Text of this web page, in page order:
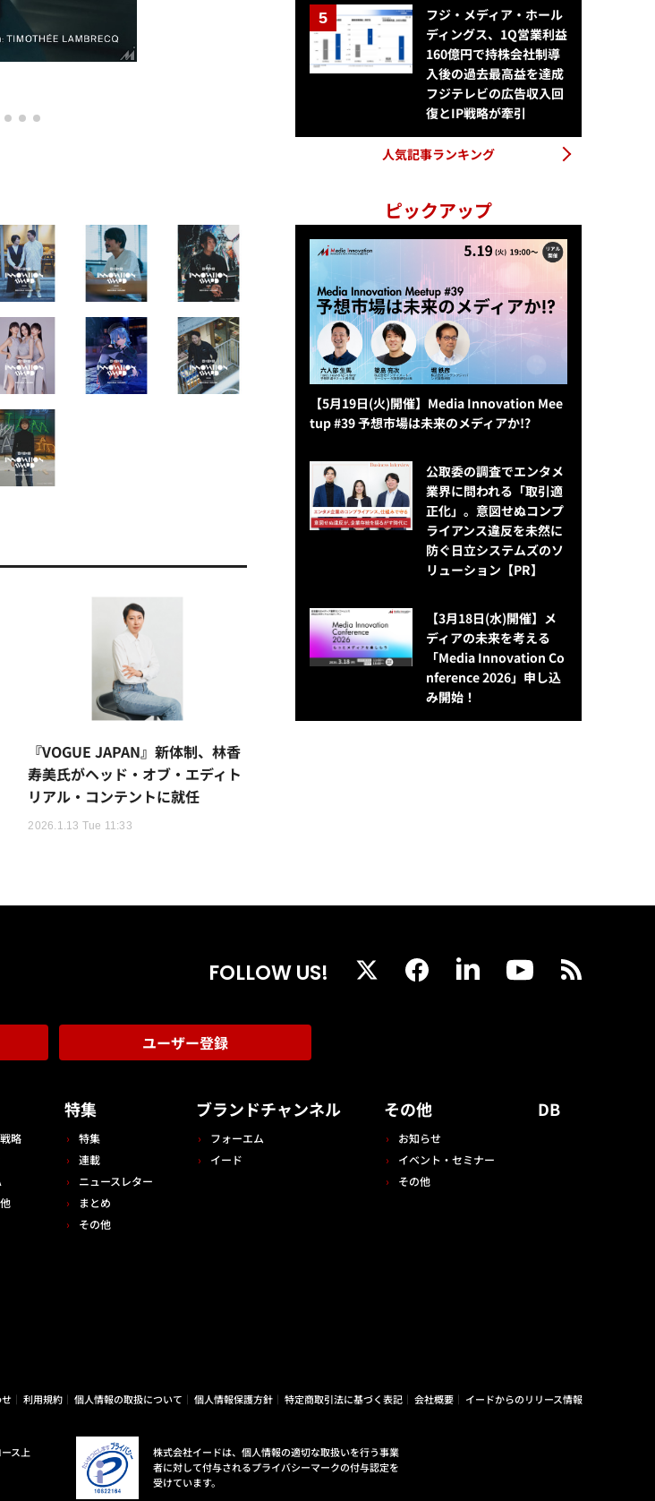
「WIRED Innovation Award 2025」授賞式開催、落合陽一や星街すい
『VOGUE JAPAN』新体制、林香
寿美氏がヘッド・オブ・エディト
リアル・コンテントに就任
2026.1.13 Tue 11:33
フジ・メディア・ホール
ディングス、1Q営業利益
160億円で持株会社制導
入後の過去最高益を達成
フジテレビの広告収入回
復とIP戦略が牽引
人気記事ランキング
ピックアップ
【5月19日(火)開催】Media Innovation Mee
tup #39 予想市場は未来のメディアか!?
公​​取委の調査でエンタメ
業界に問われる「取引適
正化」。意図せぬコンプ
ライアンス違反を未然に
防ぐ日立システムズのソ
リューション​【PR】
【3月18日(水)開催】メ
ディアの未来を考える
「Media Innovation Co
nference 2026」申し込
み開始！
FOLLOW US!
ユーザー登録
略
特集
特集
連載
ニュースレター
まとめ
その他
ブランドチャンネル
フォーエム
イード
その他
お知らせ
イベント・セミナー
その他
DB
利用規約 個人情報の取扱について 個人情報保護方針 特定商取引法に基づく表記 会社概要 イードからのリリース情報
ス上
株式会社イードは、個人情報の適切な取扱いを行う事業
者に対して付与されるプライバシーマークの付与認定を
受けています。